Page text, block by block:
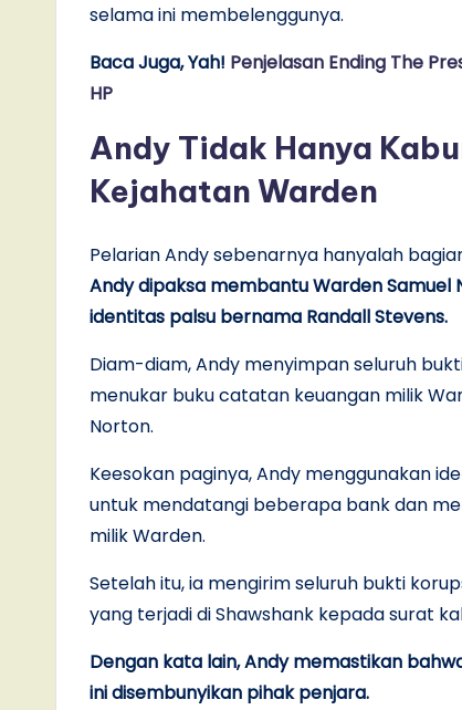
selama ini membelenggunya.
Baca Juga, Yah! Penjelasan Ending The
HP
Andy Tidak Hanya
Kejahatan Warden
Pelarian Andy sebenarnya hanyalah
Andy dipaksa membantu Warden
identitas palsu bernama Randall Stevens.
Diam-diam, Andy menyimpan seluruh
menukar buku catatan keuangan milik
Norton.
Keesokan paginya, Andy menggunakan
untuk mendatangi beberapa bank dan
milik Warden.
Setelah itu, ia mengirim seluruh bukti
yang terjadi di Shawshank kepada surat
Dengan kata lain, Andy memastikan
ini disembunyikan pihak penjara.